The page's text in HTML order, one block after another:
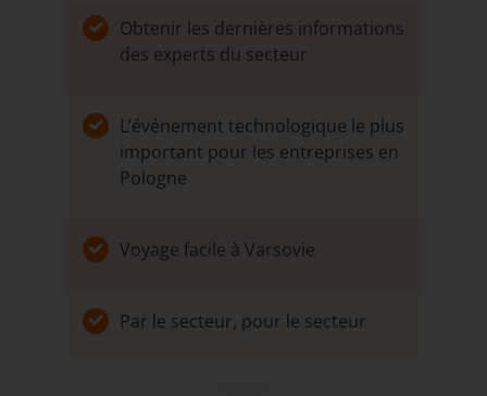
Obtenir les dernières informations
des experts du secteur
L’événement technologique le plus
important pour les entreprises en
Pologne
Voyage facile à Varsovie
Par le secteur, pour le secteur